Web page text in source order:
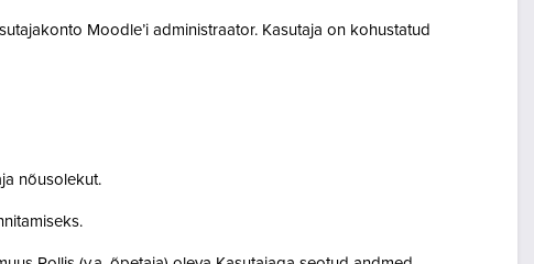
Moodle’i administraator. Kasutaja on kohustatud
nõusolekut.